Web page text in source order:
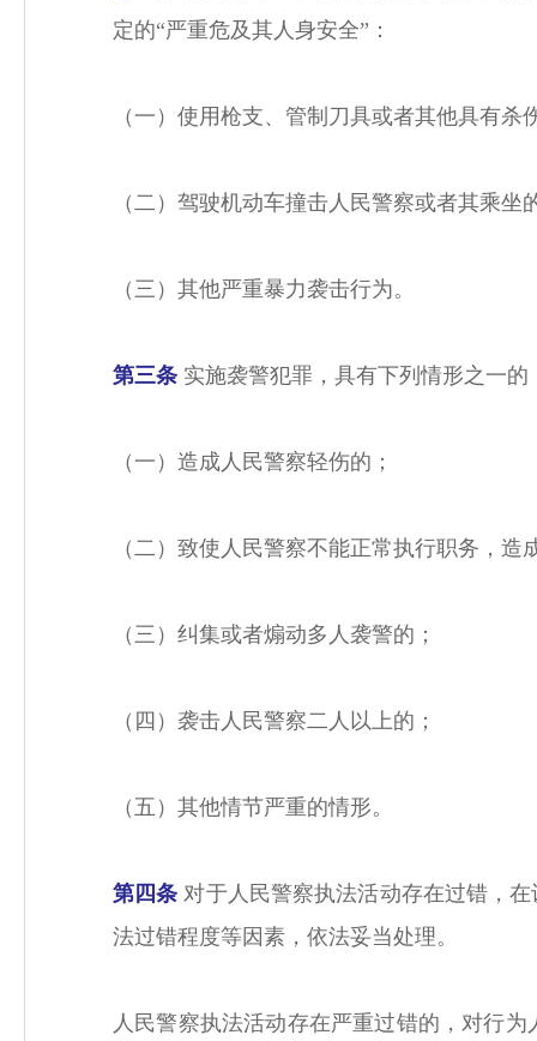
定的“严重危及其人身安全”：
（一）使用枪支、管制刀具或者其他具有杀
（二）驾驶机动车撞击人民警察或者其乘坐
（三）其他严重暴力袭击行为。
第三条 实施袭警犯罪，具有下列情形之一的
（一）造成人民警察轻伤的；
（二）致使人民警察不能正常执行职务，
（三）纠集或者煽动多人袭警的；
（四）袭击人民警察二人以上的；
（五）其他情节严重的情形。
第四条 对于人民警察执法活动存在过错，
法过错程度等因素，依法妥当处理。
人民警察执法活动存在严重过错的，对行